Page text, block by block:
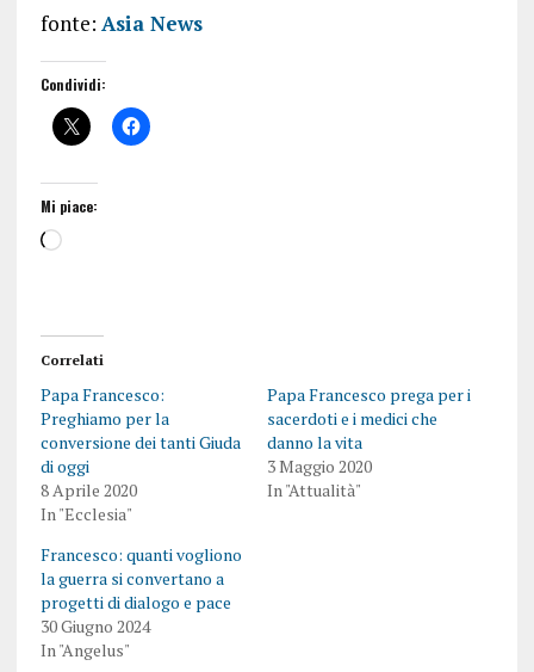
fonte: Asia News
Condividi:
Mi piace:
Correlati
Papa Francesco:
Preghiamo per la
conversione dei tanti Giuda
di oggi
8 Aprile 2020
In "Ecclesia"
Papa Francesco prega per i
sacerdoti e i medici che
danno la vita
3 Maggio 2020
In "Attualità"
Francesco: quanti vogliono
la guerra si convertano a
progetti di dialogo e pace
30 Giugno 2024
In "Angelus"